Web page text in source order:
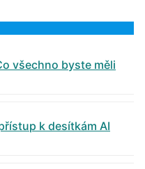
všechno byste měli
k desítkám AI